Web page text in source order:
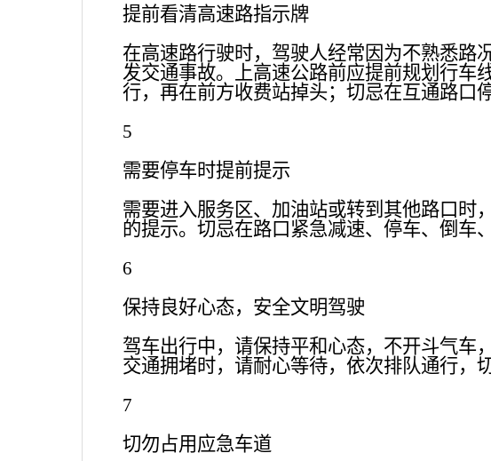
提前看清高速路指示牌
在高速路行驶时，驾驶人经常因为不熟悉路
发交通事故。上高速公路前应提前规划行车
行，再在前方收费站掉头；切忌在互通路口
5
需要停车时提前提示
需要进入服务区、加油站或转到其他路口时
的提示。切忌在路口紧急减速、停车、倒车
6
保持良好心态，安全文明驾驶
驾车出行中，请保持平和心态，不开斗气车
交通拥堵时，请耐心等待，依次排队通行，
7
切勿占用应急车道